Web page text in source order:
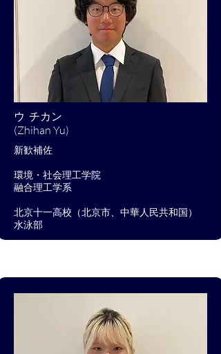
ウ チカン
(Zhihan Yu)
​新歓補佐
環境・社会理工学院
​融合理工学系
北京十一高校（北京市、中華人民共和国）
​水泳部